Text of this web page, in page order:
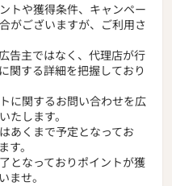
トや獲得条件、キャンペー
がございますが、ご利用さ
告主ではなく、代理店が行
関する詳細を把握しており
に関するお問い合わせを広
たします。
あくまで予定となってお
す。
となっておりポイントが獲
ませ。